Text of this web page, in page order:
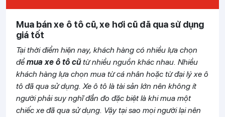
Mua bán xe ô tô cũ, xe hơi cũ đã qua sử dụng
giá tốt
Tại thời điểm hiện nay, khách hàng có nhiều lựa chọn
đểmua xe ô tô cũtừ nhiều nguồn khác nhau. Nhiều
khách hàng lựa chọn mua từ cá nhân hoặc từ đại lý xe ô
tô đã qua sử dụng. Xe ô tô là tài sản lớn nên không ít
người phải suy nghĩ đắn đo đặc biệt là khi mua một
chiếc xe đã qua sử dụng. Vậy tại sao mọi người lại nên